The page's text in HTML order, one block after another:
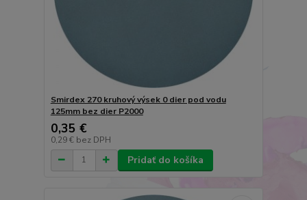
Smirdex 270 kruhový výsek 0 dier pod vodu
125mm bez dier P2000
0,35 €
0,29 € bez DPH
Pridať do košíka